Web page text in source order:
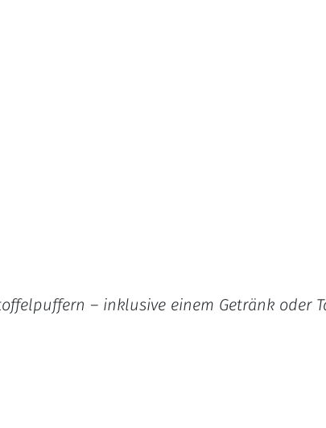
– inklusive einem Getränk oder